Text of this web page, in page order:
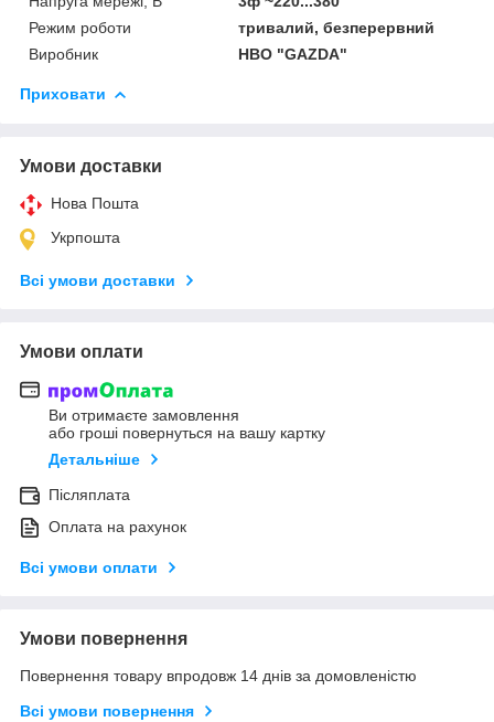
Режим роботи
тривалий, безперервний
Виробник
НВО "GAZDA"
Приховати
Умови доставки
Нова Пошта
Укрпошта
Всі умови доставки
Умови оплати
Ви отримаєте замовлення
або гроші повернуться на вашу картку
Детальніше
Післяплата
Оплата на рахунок
Всі умови оплати
Умови повернення
Повернення товару впродовж 14 днів за домовленістю
Всі умови повернення